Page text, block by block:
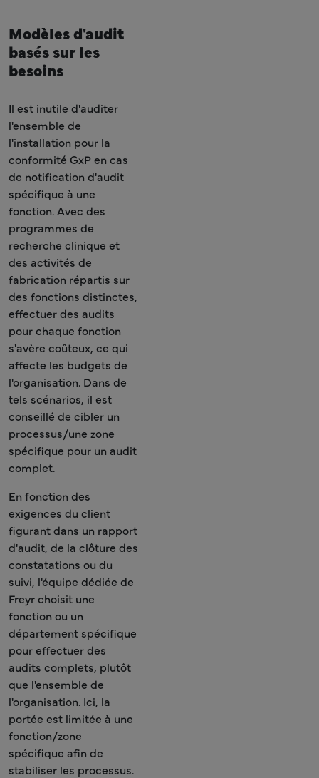
Modèles d'audit
basés sur les
besoins
Il est inutile d'auditer
l'ensemble de
l'installation pour la
conformité GxP en cas
de notification d'audit
spécifique à une
fonction. Avec des
programmes de
recherche clinique et
des activités de
fabrication répartis sur
des fonctions distinctes,
effectuer des audits
pour chaque fonction
s'avère coûteux, ce qui
affecte les budgets de
l'organisation. Dans de
tels scénarios, il est
conseillé de cibler un
processus/une zone
spécifique pour un audit
complet.
En fonction des
exigences du client
figurant dans un rapport
d'audit, de la clôture des
constatations ou du
suivi, l'équipe dédiée de
Freyr choisit une
fonction ou un
département spécifique
pour effectuer des
audits complets, plutôt
que l'ensemble de
l'organisation. Ici, la
portée est limitée à une
fonction/zone
spécifique afin de
stabiliser les processus.